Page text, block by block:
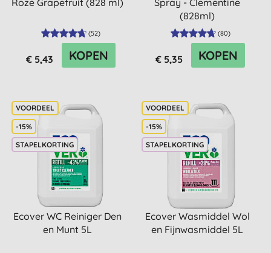
Roze Grapefruit (828 ml)
(52)
€ 5,43 KOPEN
Spray - Clementine
(828ml)
(80)
€ 5,35 KOPEN
-15%
STAPELKORTING
Ecover WC Reiniger Den
en Munt 5L
-15%
STAPELKORTING
Ecover Wasmiddel Wol
en Fijnwasmiddel 5L